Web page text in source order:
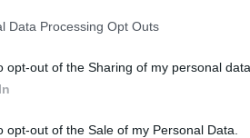
Data Processing Opt Outs
opt-out of the Sharing of my personal data.
opt-out of the Sale of my Personal Data.